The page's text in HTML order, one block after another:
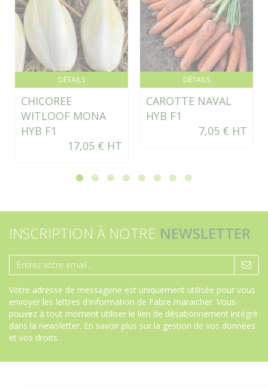
DÉTAILS
CHICOREE
WITLOOF MONA
HYB F1
17,05 € HT
DÉTAILS
CAROTTE NAVAL
HYB F1
7,05 € HT
INSCRIPTION À NOTRE NEWSLETTER
Votre adresse de messagerie est uniquement utilisée pour vous
envoyer les lettres d'information de Fabre maraicher. Vous
pouvez à tout moment utiliser le lien de désabonnement intégré
dans la newsletter. En savoir plus sur la gestion de vos données
et vos droits.